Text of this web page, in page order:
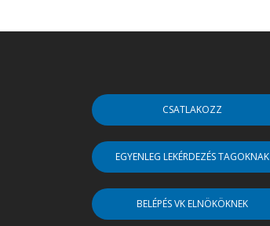
CSATLAKOZZ
EGYENLEG LEKÉRDEZÉS TAGOKNAK
BELÉPÉS VK ELNÖKÖKNEK